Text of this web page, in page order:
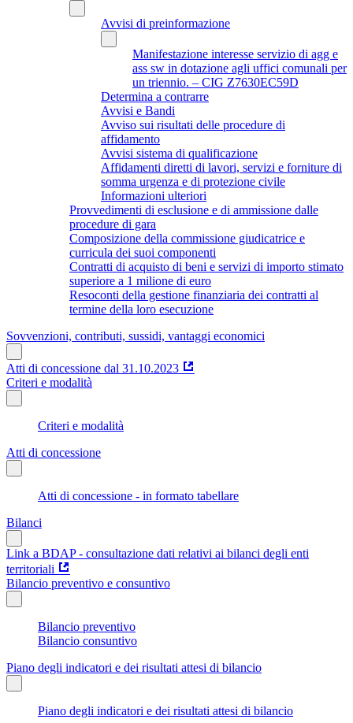
Avvisi di preinformazione
Manifestazione interesse servizio di agg e
ass sw in dotazione agli uffici comunali per
un triennio. – CIG Z7630EC59D
Determina a contrarre
Avvisi e Bandi
Avviso sui risultati delle procedure di
affidamento
Avvisi sistema di qualificazione
Affidamenti diretti di lavori, servizi e forniture di
somma urgenza e di protezione civile
Informazioni ulteriori
Provvedimenti di esclusione e di ammissione dalle
procedure di gara
Composizione della commissione giudicatrice e
curricula dei suoi componenti
Contratti di acquisto di beni e servizi di importo stimato
superiore a 1 milione di euro
Resoconti della gestione finanziaria dei contratti al
termine della loro esecuzione
Sovvenzioni, contributi, sussidi, vantaggi economici
Atti di concessione dal 31.10.2023
Criteri e modalità
Criteri e modalità
Atti di concessione
Atti di concessione - in formato tabellare
Bilanci
Link a BDAP - consultazione dati relativi ai bilanci degli enti
territoriali
Bilancio preventivo e consuntivo
Bilancio preventivo
Bilancio consuntivo
Piano degli indicatori e dei risultati attesi di bilancio
Piano degli indicatori e dei risultati attesi di bilancio